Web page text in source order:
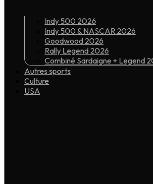
Indy 500 2026
Indy 500 & NASCAR 2026
Goodwood 2026
Rally Legend 2026
Combiné Sardaigne + Legend
Autres sports
Culture
USA